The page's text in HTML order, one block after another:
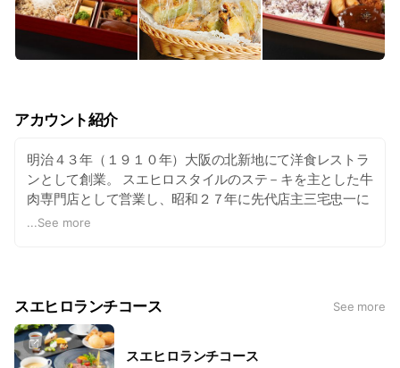
アカウント紹介
明治４３年（１９１０年）大阪の北新地にて洋食レストラ
ンとして創業。 スエヒロスタイルのステ－キを主とした牛
肉専門店として営業し、昭和２７年に先代店主三宅忠一に
より ”しゃぶしゃぶ” を考案して以来世界的にスエヒロの名
...See more
スエヒロランチコース See more
スエヒロランチコース